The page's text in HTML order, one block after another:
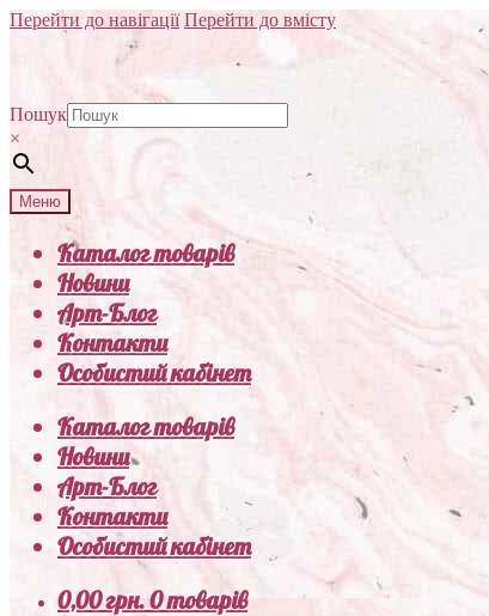
Перейти до навігації Перейти до вмісту
Пошук
×
Меню
Каталог товарів
Новини
Арт-Блог
Контакти
Особистий кабінет
Каталог товарів
Новини
Арт-Блог
Контакти
Особистий кабінет
0,00грн.0 товарів